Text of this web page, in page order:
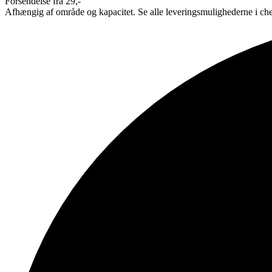
Afhængig af område og kapacitet. Se alle leveringsmulighederne i